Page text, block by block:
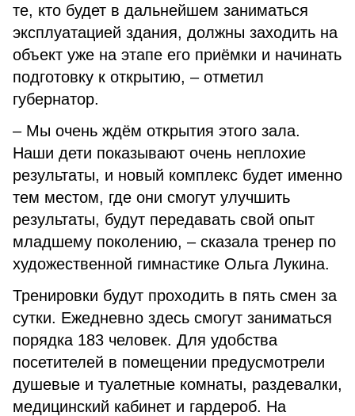
те, кто будет в дальнейшем заниматься
эксплуатацией здания, должны заходить на
объект уже на этапе его приёмки и начинать
подготовку к открытию, – отметил
губернатор.
– Мы очень ждём открытия этого зала.
Наши дети показывают очень неплохие
результаты, и новый комплекс будет именно
тем местом, где они смогут улучшить
результаты, будут передавать свой опыт
младшему поколению, – сказала тренер по
художественной гимнастике Ольга Лукина.
Тренировки будут проходить в пять смен за
сутки. Ежедневно здесь смогут заниматься
порядка 183 человек. Для удобства
посетителей в помещении предусмотрели
душевые и туалетные комнаты, раздевалки,
медицинский кабинет и гардероб. На